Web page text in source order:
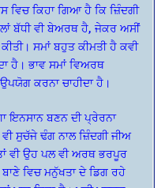
ਵਿਚ ਕਿਹਾ ਗਿਆ ਹੈ ਕਿ ਜ਼ਿੰਦਗੀ
ਬੱਧੀ ਵੀ ਬੇਅਰਥ ਹੈ, ਜੇਕਰ ਅਸੀਂ
ਸਮਾਂ ਬਹੁਤ ਕੀਮਤੀ ਹੈ ਕਵੀ
ਹੈ। ਭਾਵ ਸਮਾਂ ਵਿਅਰਥ
ਕਰਨਾ ਚਾਹੀਦਾ ਹੈ।
ਇਨਸਾਨ ਬਣਨ ਦੀ ਪ੍ਰੇਰਨਾ
ਸੁਚੱਜੇ ਢੰਗ ਨਾਲ ਜ਼ਿੰਦਗੀ ਜੀਅ
ਵੀ ਉਹ ਪਲ ਵੀ ਅਰਥ ਭਰਪੂਰ
ਵਿਚ ਮਨੁੱਖਤਾ ਦੇ ਡਿਗ ਰਹੇ